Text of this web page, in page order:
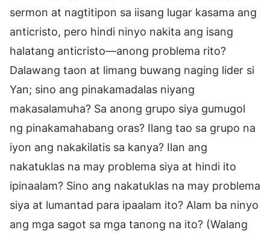
sermon at nagtitipon sa iisang lugar kasama ang
anticristo, pero hindi ninyo nakita ang isang
halatang anticristo—anong problema rito?
Dalawang taon at limang buwang naging lider si
Yan; sino ang pinakamadalas niyang
makasalamuha? Sa anong grupo siya gumugol
ng pinakamahabang oras? Ilang tao sa grupo na
iyon ang nakakilatis sa kanya? Ilan ang
nakatuklas na may problema siya at hindi ito
ipinaalam? Sino ang nakatuklas na may problema
siya at lumantad para ipaalam ito? Alam ba ninyo
ang mga sagot sa mga tanong na ito? (Walang